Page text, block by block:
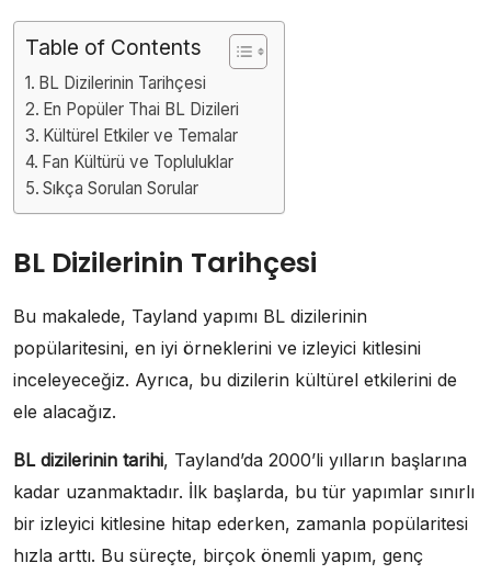
Table of Contents
BL Dizilerinin Tarihçesi
En Popüler Thai BL Dizileri
Kültürel Etkiler ve Temalar
Fan Kültürü ve Topluluklar
Sıkça Sorulan Sorular
BL Dizilerinin Tarihçesi
Bu makalede, Tayland yapımı BL dizilerinin
popülaritesini, en iyi örneklerini ve izleyici kitlesini
inceleyeceğiz. Ayrıca, bu dizilerin kültürel etkilerini de
ele alacağız.
BL dizilerinin tarihi, Tayland’da 2000’li yılların başlarına
kadar uzanmaktadır. İlk başlarda, bu tür yapımlar sınırlı
bir izleyici kitlesine hitap ederken, zamanla popülaritesi
hızla arttı. Bu süreçte, birçok önemli yapım, genç